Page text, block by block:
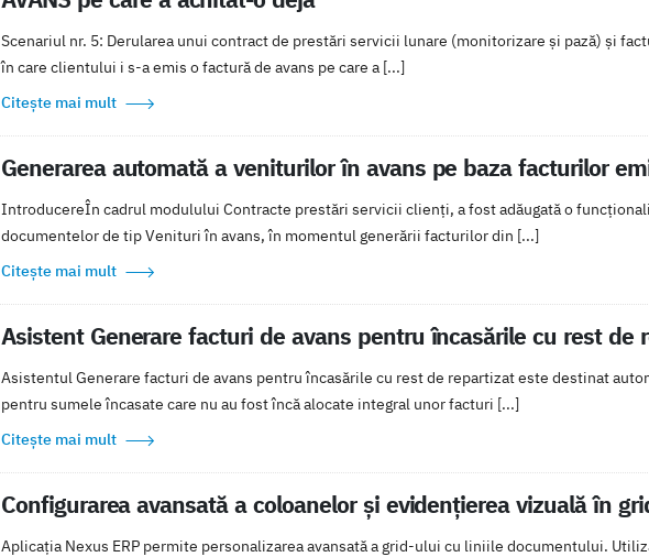
Scenariul nr. 5: Derularea unui contract de prestări servicii lunare (monitorizare şi pază) şi
în care clientului i s-a emis o factură de avans pe care a [...]
Citește mai mult
Generarea automată a veniturilor în avans pe baza facturilor
IntroducereÎn cadrul modulului Contracte prestări servicii clienți, a fost adăugată o
documentelor de tip Venituri în avans, în momentul generării facturilor din [...]
Citește mai mult
Asistent Generare facturi de avans pentru încasările cu rest de
Asistentul Generare facturi de avans pentru încasările cu rest de repartizat este destinat
pentru sumele încasate care nu au fost încă alocate integral unor facturi [...]
Citește mai mult
Configurarea avansată a coloanelor și evidențierea vizuală în
Aplicația Nexus ERP permite personalizarea avansată a grid-ului cu liniile documentului.